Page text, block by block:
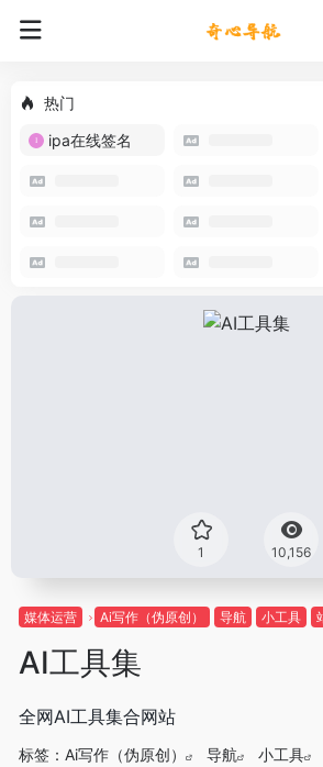
热门
ipa在线签名
1 10,156
媒体运营 Ai写作（伪原创） 导航 小工具
AI工具集
全网AI工具集合网站
标签： Ai写作（伪原创） 导航 小工具